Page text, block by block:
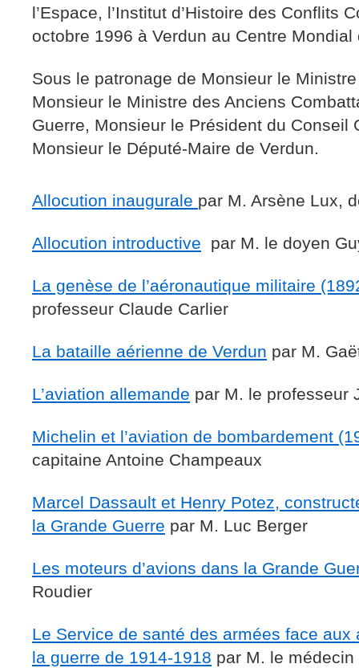
l’Espace, l’Institut d’Histoire des Conflits
octobre 1996 à Verdun au Centre Mondial
Sous le patronage de Monsieur le
Monsieur le Ministre des Anciens
Guerre, Monsieur le Président du Conseil
Monsieur le Député-Maire de Verdun.
Allocution inaugurale par M. Arsène Lux,
Allocution introductive par M. le doyen
La genèse de l’aéronautique militaire
professeur Claude Carlier
La bataille aérienne de Verdun par M.
L’aviation allemande par M. le professeur
Michelin et l’aviation de bombardement
capitaine Antoine Champeaux
Marcel Dassault et Henry Potez,
la Grande Guerre par M. Luc Berger
Les moteurs d’avions dans la Grande
Roudier
Le Service de santé des armées face
la guerre de 1914-1918 par M. le